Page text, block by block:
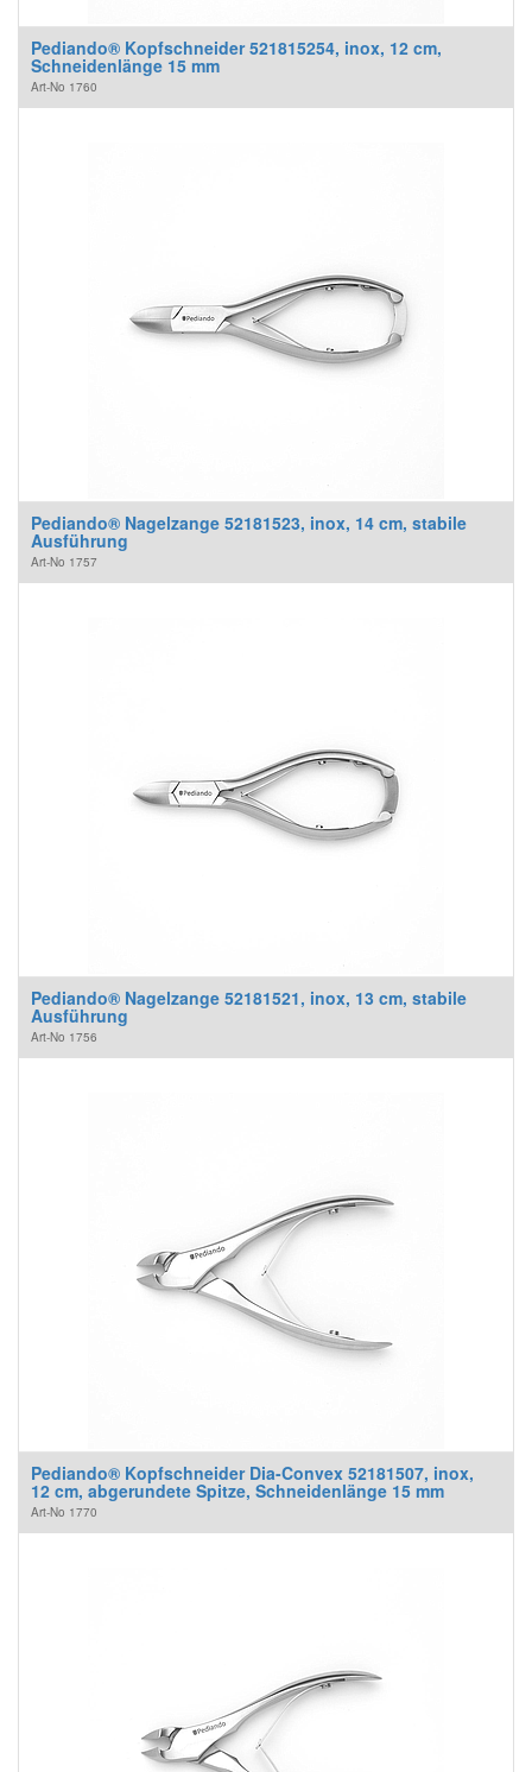
Pediando® Kopfschneider 521815254, inox, 12 cm,
Schneidenlänge 15 mm
Art-No 1760
Pediando® Nagelzange 52181523, inox, 14 cm, stabile
Ausführung
Art-No 1757
Pediando® Nagelzange 52181521, inox, 13 cm, stabile
Ausführung
Art-No 1756
Pediando® Kopfschneider Dia-Convex 52181507, inox,
12 cm, abgerundete Spitze, Schneidenlänge 15 mm
Art-No 1770